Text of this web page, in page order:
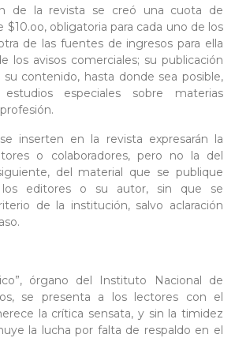
de la revista se creó una cuota de
$10.oo, obligatoria para cada uno de los
de las fuentes de ingresos para ella
los avisos comerciales; su publicación
contenido, hasta donde sea posible,
especiales sobre materias
inserten en la revista expresarán la
o colaboradores, pero no la del
del material que se publique
los editores o su autor, sin que se
de la institución, salvo aclaración
órgano del Instituto Nacional de
se presenta a los lectores con el
la crítica sensata, y sin la timidez
la lucha por falta de respaldo en el